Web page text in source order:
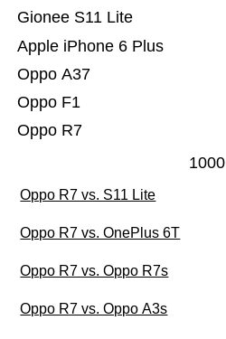
Oppo R7
Oppo F1
Oppo A37
Apple iPhone 6 Plus
Gionee S11 Lite
1000
Oppo R7 vs. S11 Lite
Oppo R7 vs. OnePlus 6T
Oppo R7 vs. Oppo R7s
Oppo R7 vs. Oppo A3s